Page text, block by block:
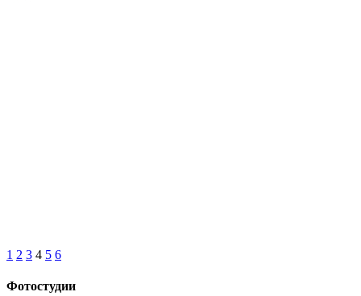
1 2 3 4 5 6
Фотостудии